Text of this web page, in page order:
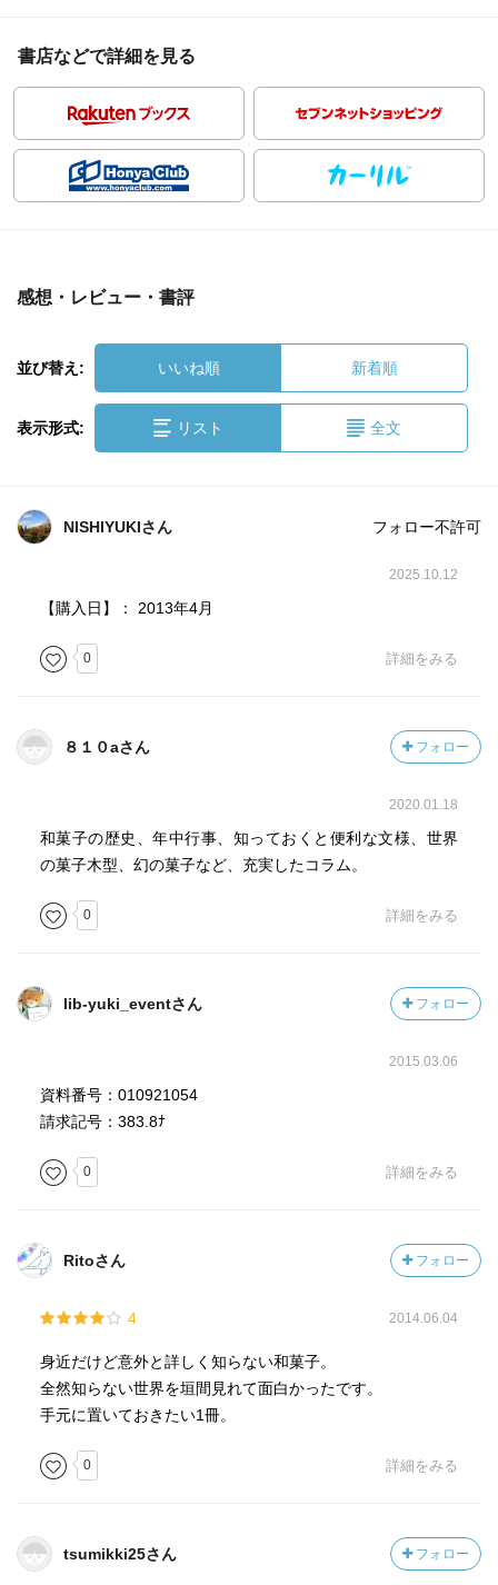
書店などで詳細を見る
感想・レビュー・書評
並び替え: いいね順 新着順
表示形式: リスト 全文
NISHIYUKIさん フォロー不許可
2025.10.12
【購入日】： 2013年4月
0 詳細をみる
８１０aさん フォロー
2020.01.18
和菓子の歴史、年中行事、知っておくと便利な文様、世界
の菓子木型、幻の菓子など、充実したコラム。
0 詳細をみる
lib-yuki_eventさん フォロー
2015.03.06
資料番号：010921054
請求記号：383.8ﾅ
0 詳細をみる
Ritoさん フォロー
4 2014.06.04
身近だけど意外と詳しく知らない和菓子。
全然知らない世界を垣間見れて面白かったです。
手元に置いておきたい1冊。
0 詳細をみる
tsumikki25さん フォロー